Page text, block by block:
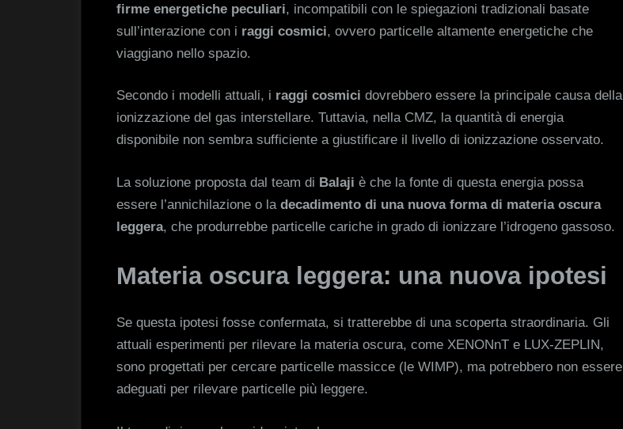
firme energetiche peculiari, incompatibili con le spiegazioni tradizionali basate
sull’interazione con i raggi cosmici, ovvero particelle altamente energetiche che
viaggiano nello spazio.
Secondo i modelli attuali, i raggi cosmici dovrebbero essere la principale causa della
ionizzazione del gas interstellare. Tuttavia, nella CMZ, la quantità di energia
disponibile non sembra sufficiente a giustificare il livello di ionizzazione osservato.
La soluzione proposta dal team di Balaji è che la fonte di questa energia possa
essere l’annichilazione o la decadimento di una nuova forma di materia oscura
leggera, che produrrebbe particelle cariche in grado di ionizzare l’idrogeno gassoso.
Materia oscura leggera: una nuova ipotesi
Se questa ipotesi fosse confermata, si tratterebbe di una scoperta straordinaria. Gli
attuali esperimenti per rilevare la materia oscura, come XENONnT e LUX-ZEPLIN,
sono progettati per cercare particelle massicce (le WIMP), ma potrebbero non essere
adeguati per rilevare particelle più leggere.